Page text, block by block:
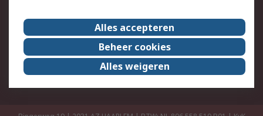
Over RS
RS Group
Over ons
RS wereldwijd
Werken bij RS
ESG
Alles accepteren
Beheer cookies
Alles weigeren